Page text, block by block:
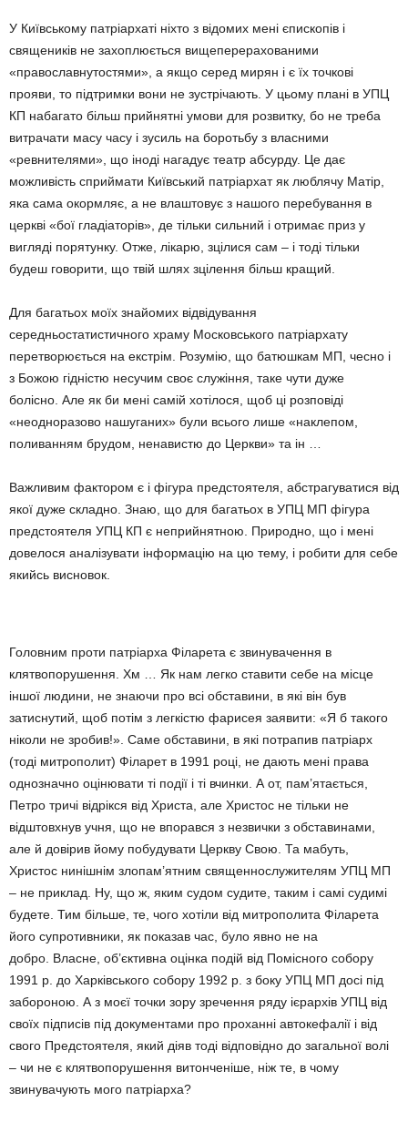
У Київському патріархаті ніхто з відомих мені єпископів і
священиків не захоплюється вищеперерахованими
«православнутостями», а якщо серед мирян і є їх точкові
прояви, то підтримки вони не зустрічають. У цьому плані в УПЦ
КП набагато більш прийнятні умови для розвитку, бо не треба
витрачати масу часу і зусиль на боротьбу з власними
«ревнителями», що іноді нагадує театр абсурду. Це дає
можливість сприймати Київський патріархат як люблячу Матір,
яка сама окормляє, а не влаштовує з нашого перебування в
церкві «бої гладіаторів», де тільки сильний і отримає приз у
вигляді порятунку. Отже, лікарю, зцілися сам – і тоді тільки
будеш говорити, що твій шлях зцілення більш кращий.
Для багатьох моїх знайомих відвідування
середньостатистичного храму Московського патріархату
перетворюється на екстрім. Розумію, що батюшкам МП, чесно і
з Божою гідністю несучим своє служіння, таке чути дуже
болісно. Але як би мені самій хотілося, щоб ці розповіді
«неодноразово нашуганих» були всього лише «наклепом,
поливанням брудом, ненавистю до Церкви» та ін …
Важливим фактором є і фігура предстоятеля, абстрагуватися від
якої дуже складно. Знаю, що для багатьох в УПЦ МП фігура
предстоятеля УПЦ КП є неприйнятною. Природно, що і мені
довелося аналізувати інформацію на цю тему, і робити для себе
якийсь висновок.
Головним проти патріарха Філарета є звинувачення в
клятвопорушення. Хм … Як нам легко ставити себе на місце
іншої людини, не знаючи про всі обставини, в які він був
затиснутий, щоб потім з легкістю фарисея заявити: «Я б такого
ніколи не зробив!». Саме обставини, в які потрапив патріарх
(тоді митрополит) Філарет в 1991 році, не дають мені права
однозначно оцінювати ті події і ті вчинки. А от, пам’ятається,
Петро тричі відрікся від Христа, але Христос не тільки не
відштовхнув учня, що не впорався з незвички з обставинами,
але й довірив йому побудувати Церкву Свою. Та мабуть,
Христос нинішнім злопам’ятним священнослужителям УПЦ МП
– не приклад. Ну, що ж, яким судом судите, таким і самі судимі
будете. Тим більше, те, чого хотіли від митрополита Філарета
його супротивники, як показав час, було явно не на
добро. Власне, об’єктивна оцінка подій від Помісного собору
1991 р. до Харківського собору 1992 р. з боку УПЦ МП досі під
забороною. А з моєї точки зору зречення ряду ієрархів УПЦ від
своїх підписів під документами про проханні автокефалії і від
свого Предстоятеля, який діяв тоді відповідно до загальної волі
– чи не є клятвопорушення витонченіше, ніж те, в чому
звинувачують мого патріарха?